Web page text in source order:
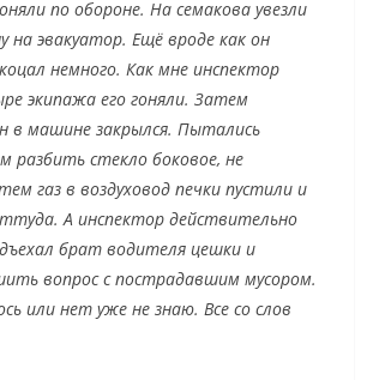
по обороне. На семакова увезли
эвакуатор. Ещё вроде как он
немного. Как мне инспектор
экипажа его гоняли. Затем
в машине закрылся. Пытались
разбить стекло боковое, не
газ в воздуховод печки пустили и
А инспектор действительно
брат водителя цешки и
вопрос с пострадавшим мусором.
или нет уже не знаю. Все со слов